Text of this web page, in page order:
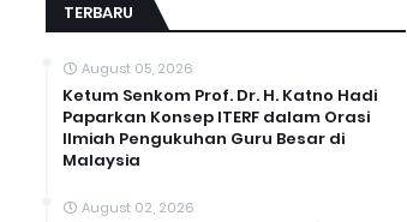
TERBARU
August 05, 2026
Ketum Senkom Prof. Dr. H. Katno Hadi
Paparkan Konsep ITERF dalam Orasi
Ilmiah Pengukuhan Guru Besar di
Malaysia
August 02, 2026